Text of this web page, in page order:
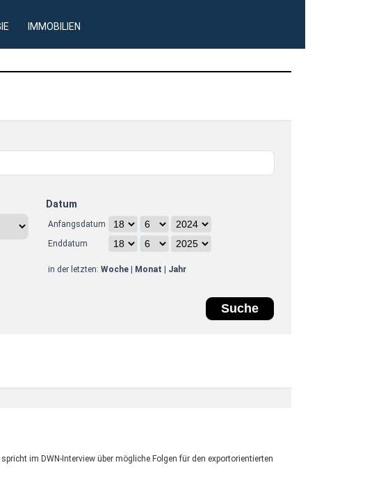
IMMOBILIEN
Datum
Anfangsdatum
Enddatum
in der letzten: Woche| Monat Jahr
im DWN-Interview über mögliche Folgen für den exportorientierten